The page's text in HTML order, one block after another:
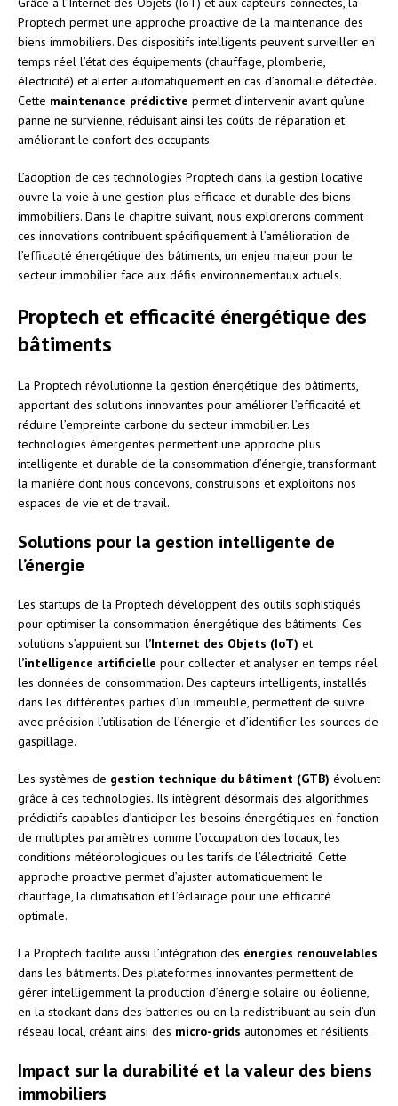
Proptech permet une approche proactive de la maintenance des
biens immobiliers. Des dispositifs intelligents peuvent surveiller en
temps réel l’état des équipements (chauffage, plomberie,
électricité) et alerter automatiquement en cas d’anomalie détectée.
Cette maintenance prédictive permet d’intervenir avant qu’une
panne ne survienne, réduisant ainsi les coûts de réparation et
améliorant le confort des occupants.
L’adoption de ces technologies Proptech dans la gestion locative
ouvre la voie à une gestion plus efficace et durable des biens
immobiliers. Dans le chapitre suivant, nous explorerons comment
ces innovations contribuent spécifiquement à l’amélioration de
l’efficacité énergétique des bâtiments, un enjeu majeur pour le
secteur immobilier face aux défis environnementaux actuels.
Proptech et efficacité énergétique des
bâtiments
La Proptech révolutionne la gestion énergétique des bâtiments,
apportant des solutions innovantes pour améliorer l’efficacité et
réduire l’empreinte carbone du secteur immobilier. Les
technologies émergentes permettent une approche plus
intelligente et durable de la consommation d’énergie, transformant
la manière dont nous concevons, construisons et exploitons nos
espaces de vie et de travail.
Solutions pour la gestion intelligente de
l’énergie
Les startups de la Proptech développent des outils sophistiqués
pour optimiser la consommation énergétique des bâtiments. Ces
solutions s’appuient sur l’Internet des Objets (IoT) et
l’intelligence artificielle pour collecter et analyser en temps réel
les données de consommation. Des capteurs intelligents, installés
dans les différentes parties d’un immeuble, permettent de suivre
avec précision l’utilisation de l’énergie et d’identifier les sources de
gaspillage.
Les systèmes de gestion technique du bâtiment (GTB) évoluent
grâce à ces technologies. Ils intègrent désormais des algorithmes
prédictifs capables d’anticiper les besoins énergétiques en fonction
de multiples paramètres comme l’occupation des locaux, les
conditions météorologiques ou les tarifs de l’électricité. Cette
approche proactive permet d’ajuster automatiquement le
chauffage, la climatisation et l’éclairage pour une efficacité
optimale.
La Proptech facilite aussi l’intégration des énergies renouvelables
dans les bâtiments. Des plateformes innovantes permettent de
gérer intelligemment la production d’énergie solaire ou éolienne,
en la stockant dans des batteries ou en la redistribuant au sein d’un
réseau local, créant ainsi des micro-grids autonomes et résilients.
Impact sur la durabilité et la valeur des biens
immobiliers